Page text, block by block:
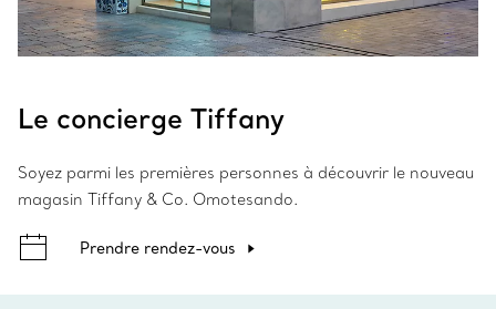
Le concierge Tiffany
Soyez parmi les premières personnes à découvrir le nouveau
magasin Tiffany & Co. Omotesando.
Prendre rendez-vous